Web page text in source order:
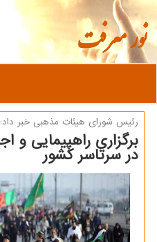
نور معرفت
رئیس شورای هیئات مذهبی خبر داد:
برگزاری راهپیمایی و
در سرتاسر کشور